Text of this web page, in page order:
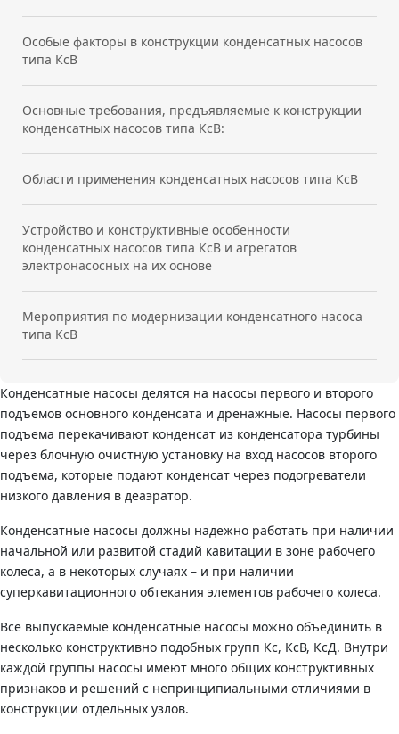
Особые факторы в конструкции конденсатных насосов
типа КсВ
Основные требования, предъявляемые к конструкции
конденсатных насосов типа КсВ:
Области применения конденсатных насосов типа КсВ
Устройство и конструктивные особенности
конденсатных насосов типа КсВ и агрегатов
электронасосных на их основе
Мероприятия по модернизации конденсатного насоса
типа КсВ
Конденсатные насосы делятся на насосы первого и второго
подъемов основного конденсата и дренажные. Насосы первого
подъема перекачивают конденсат из конденсатора турбины
через блочную очистную установку на вход насосов второго
подъема, которые подают конденсат через подогреватели
низкого давления в деаэратор.
Конденсатные насосы должны надежно работать при наличии
начальной или развитой стадий кавитации в зоне рабочего
колеса, а в некоторых случаях – и при наличии
суперкавитационного обтекания элементов рабочего колеса.
Все выпускаемые конденсатные насосы можно объединить в
несколько конструктивно подобных групп Кс, КсВ, КсД. Внутри
каждой группы насосы имеют много общих конструктивных
признаков и решений с непринципиальными отличиями в
конструкции отдельных узлов.